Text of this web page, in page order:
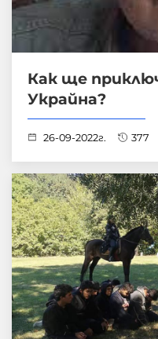
Как ще
Украйна?
26-09-2022г. 377